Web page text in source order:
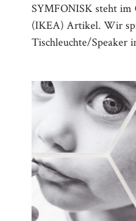
SYMFONISK steht im
(IKEA) Artikel. Wir
Tischleuchte/Speaker